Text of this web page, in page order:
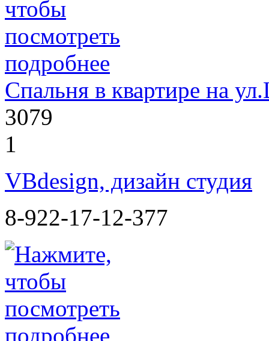
Спальня в квартире на
3079
1
VBdesign, дизайн студия
8-922-17-12-377